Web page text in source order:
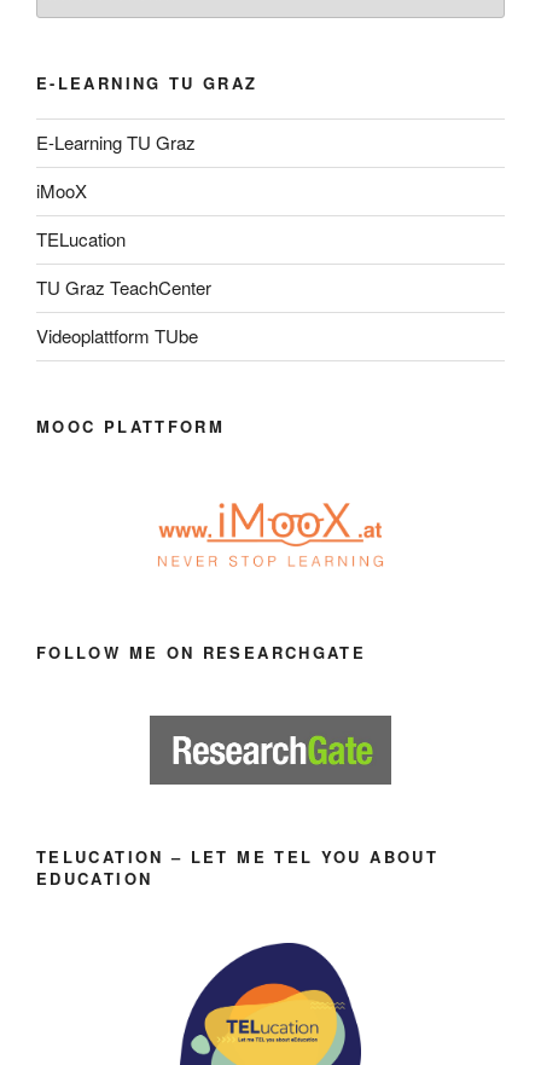
E-LEARNING TU GRAZ
E-Learning TU Graz
iMooX
TELucation
TU Graz TeachCenter
Videoplattform TUbe
MOOC PLATTFORM
FOLLOW ME ON RESEARCHGATE
TELUCATION – LET ME TEL YOU ABOUT
EDUCATION